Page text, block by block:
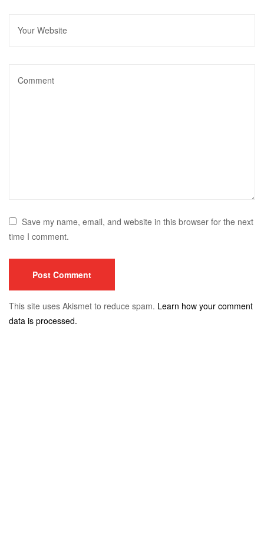
Save my name, email, and website in this browser for the next
time I comment.
This site uses Akismet to reduce spam. Learn how your comment
data is processed.